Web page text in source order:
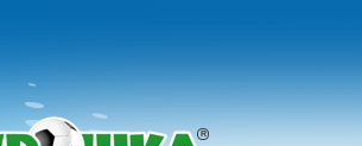
R